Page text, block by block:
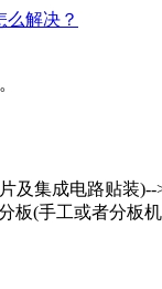
解决？
集成电路贴装
(手工或者分板